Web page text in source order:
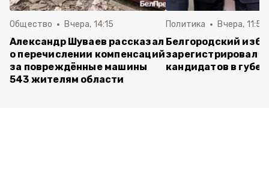
Общество Вчера, 14:15
Александр Шуваев рассказал
о перечислении компенсаций
за повреждённые машины
543 жителям области
Политика Вчера, 11:54
Белгородский
зарегистрировал
кандидатов в